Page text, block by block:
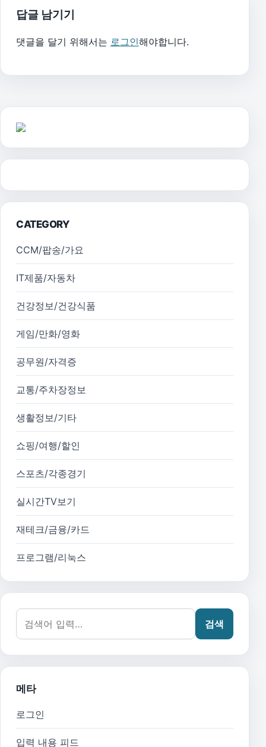
답글 남기기
댓글을 달기 위해서는 로그인해야합니다.
CATEGORY
CCM/팝송/가요
IT제품/자동차
건강정보/건강식품
게임/만화/영화
공무원/자격증
교통/주차장정보
생활정보/기타
쇼핑/여행/할인
스포츠/각종경기
실시간TV보기
재테크/금융/카드
프로그램/리눅스
검색어:
검색
메타
로그인
입력 내용 피드